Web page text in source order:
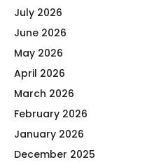
July 2026
June 2026
May 2026
April 2026
March 2026
February 2026
January 2026
December 2025